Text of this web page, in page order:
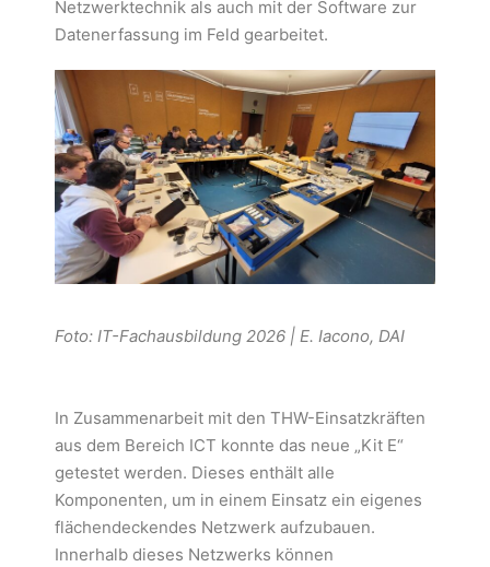
Netzwerktechnik als auch mit der Software zur
Datenerfassung im Feld gearbeitet.
Foto: IT-Fachausbildung 2026 | E. Iacono, DAI
In Zusammenarbeit mit den THW-Einsatzkräften
aus dem Bereich ICT konnte das neue „Kit E“
getestet werden. Dieses enthält alle
Komponenten, um in einem Einsatz ein eigenes
flächendeckendes Netzwerk aufzubauen.
Innerhalb dieses Netzwerks können